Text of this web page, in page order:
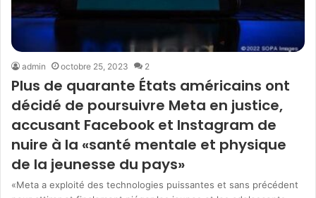
admin octobre 25, 2023 2
Plus de quarante États américains ont
décidé de poursuivre Meta en justice,
accusant Facebook et Instagram de
nuire à la «santé mentale et physique
de la jeunesse du pays»
«Meta a exploité des technologies puissantes et sans précédent